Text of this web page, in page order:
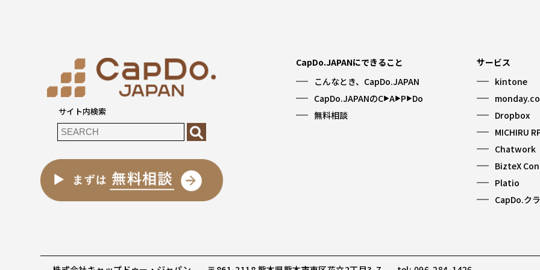
サイト内検索
CapDo.JAPANにできること
こんなとき、CapDo.JAPAN
CapDo.JAPANのC▶︎A▶︎P▶︎Do
無料相談
サービス
kintone
Dropbox
MICHIRU
Chatwork
BizteX
Platio
CapDo.ク